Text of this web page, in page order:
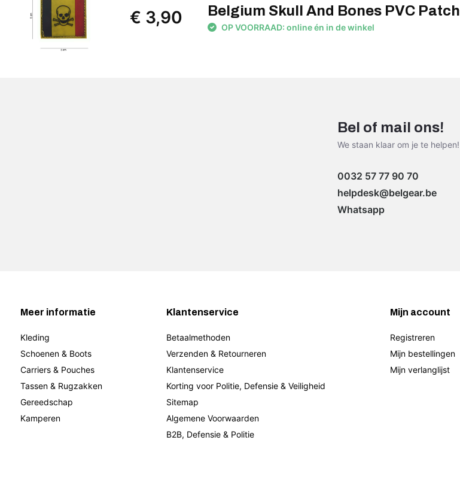
€ 3,90 Belgium Skull And Bones PVC Patch
OP VOORRAAD: online én in de winkel
Bel of mail ons!
We staan klaar om je te helpen!
0032 57 77 90 70
helpdesk@belgear.be
Whatsapp
Meer informatie
Kleding
Schoenen & Boots
Carriers & Pouches
Tassen & Rugzakken
Gereedschap
Kamperen
Klantenservice
Betaalmethoden
Verzenden & Retourneren
Klantenservice
Korting voor Politie, Defensie & Veiligheid
Sitemap
Algemene Voorwaarden
B2B, Defensie & Politie
Mijn account
Registreren
Mijn bestellingen
Mijn verlanglijst